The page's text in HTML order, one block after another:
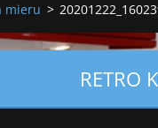
mieru >
RETRO